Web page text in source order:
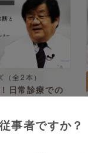
（全2本）
日常診療での
事者ですか？